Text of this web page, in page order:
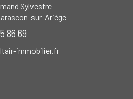
Sylvestre
sur-Ariège
86 69
immobilier.fr